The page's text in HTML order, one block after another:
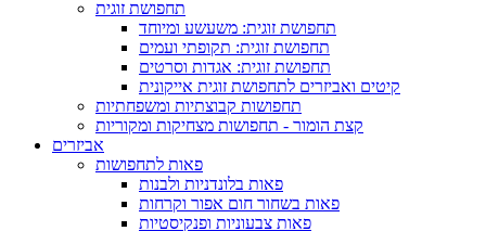
תחפושת זוגית
תחפושת זוגית: משעשע ומיוחד
תחפושת זוגית: תקופתי ועמים
תחפושת זוגית: אגדות וסרטים
קיטים ואביזרים לתחפושת זוגית אייקונית
תחפושות קבוצתיות ומשפחתיות
קצת הומור - תחפושות מצחיקות ומקוריות
אביזרים
פאות לתחפושות
פאות בלונדניות ולבנות
פאות בשחור חום אפור וקרחות
פאות צבעוניות ופנקיסטיות